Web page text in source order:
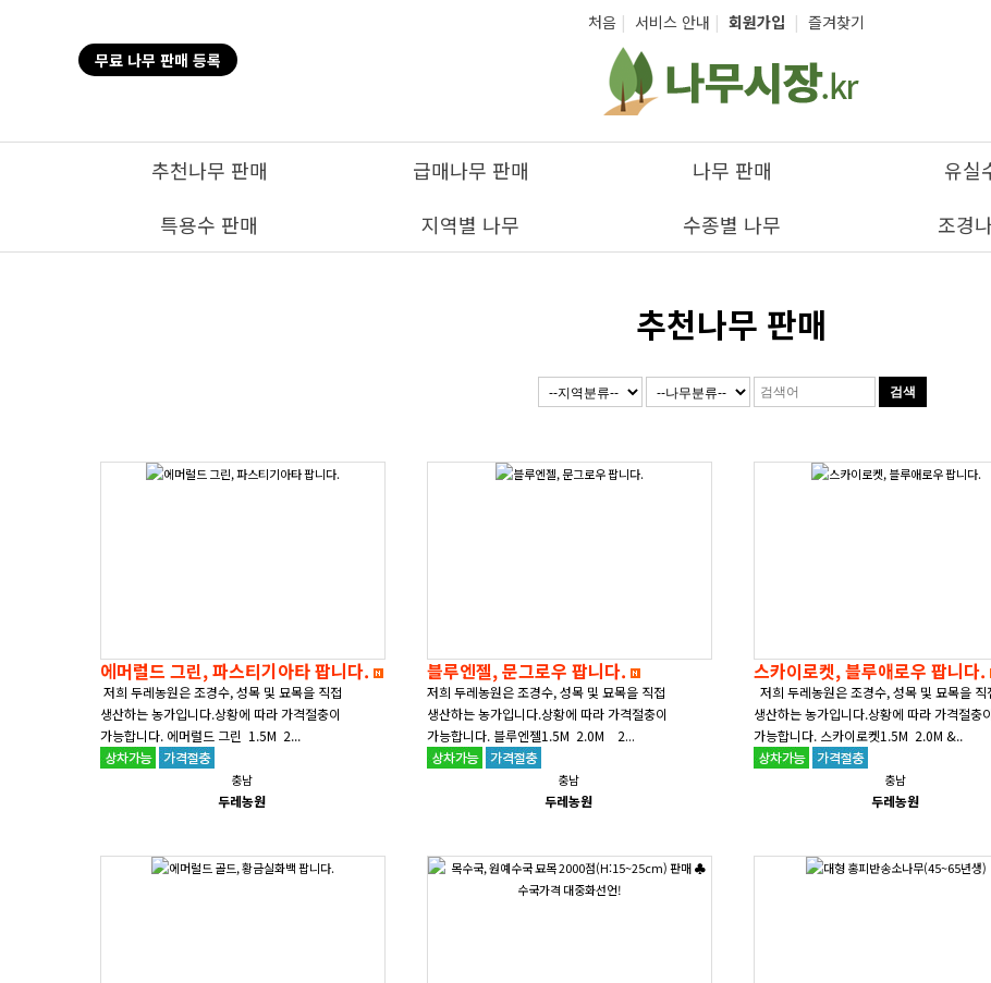
처음 | 서비스 안내 | 회원가입 | 즐겨찾기
무료 나무 판매 등록
추천나무 판매 급매나무 판매 나무 판매 유실
특용수 판매
지역별 나무 수종별 나무 조경
추천나무 판매
에머럴드 그린, 파스티기아타 팝니다.
저희 두레농원은 조경수, 성목 및 묘목을 직접
생산하는 농가입니다.상황에 따라 가격절충이
가능합니다. 에머럴드 그린 1.5M 2...
충남
두레농원
블루엔젤, 문그로우 팝니다.
저희 두레농원은 조경수, 성목 및 묘목을 직접
생산하는 농가입니다.상황에 따라 가격절충이
가능합니다. 블루엔젤1.5M 2.0M 2...
충남
두레농원
스카이로켓, 블루애로우 팝니다.
저희 두레농원은 조경수, 성목 및 묘목을 직
생산하는 농가입니다.상황에 따라 가격절충이
가능합니다. 스카이로켓1.5M 2.0M &..
충남
두레농원